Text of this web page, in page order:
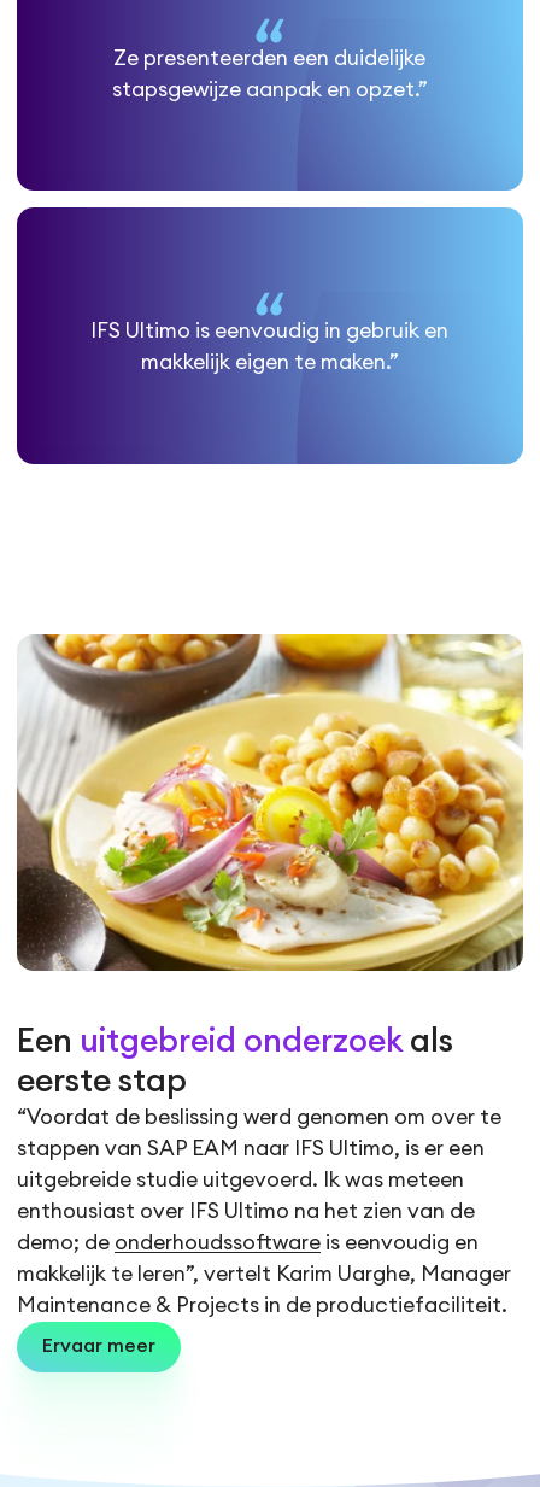
Ze presenteerden een duidelijke
stapsgewijze aanpak en opzet.”
IFS Ultimo is eenvoudig in gebruik en
makkelijk eigen te maken.”
Een uitgebreid onderzoek als
eerste stap
“Voordat de beslissing werd genomen om over te
stappen van SAP EAM naar IFS Ultimo, is er een
uitgebreide studie uitgevoerd. Ik was meteen
enthousiast over IFS Ultimo na het zien van de
demo; de onderhoudssoftware is eenvoudig en
makkelijk te leren”, vertelt Karim Uarghe, Manager
Maintenance & Projects in de productiefaciliteit.
Ervaar meer